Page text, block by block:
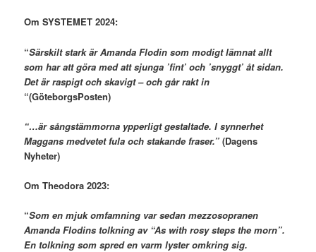
Om SYSTEMET 2024:
“Särskilt stark är Amanda Flodin som modigt lämnat allt
som har att göra med att sjunga ’fint’ och ’snyggt’ åt sidan.
Det är raspigt och skavigt – och går rakt in
“(GöteborgsPosten)
“…är sångstämmorna ypperligt gestaltade. I synnerhet
Maggans medvetet fula och stakande fraser.” (Dagens
Nyheter)
Om Theodora 2023:
“Som en mjuk omfamning var sedan mezzosopranen
Amanda Flodins tolkning av “As with rosy steps the morn”.
En tolkning som spred en varm lyster omkring sig.